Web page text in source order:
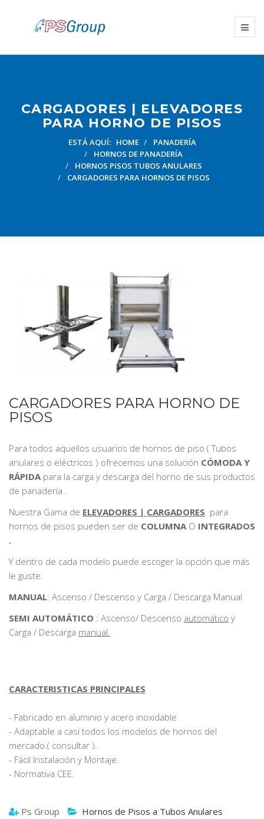
CARGADORES | ELEVADORES
PARA HORNO DE PISOS
ESTÁ AQUÍ: HOME
PANADERÍA
HORNOS DE PANADERÍA
HORNOS PISOS TUBOS ANULARES
CARGADORES PARA HORNOS DE PISOS
CARGADORES PARA HORNO DE
PISOS
Para todos aquellos usuarios de hornos de piso ( Tubos
anulares o eléctricos ) ofrecemos una solución CÓMODA Y
RÁPIDApara la carga y descarga del horno de sus productos
de panadería .
Nuestra Gama de ELEVADORES | CARGADORES para
hornos de pisos pueden ser de COLUMNAO INTEGRADOS
.
Y dentro de cada modelo puede escoger la opción que más
le guste.
MANUAL: Ascenso / Descenso y Carga / Descarga Manual
SEMI AUTOMÁTICO : Ascenso/ Descenso automático y
Carga / Descarga manual.
CARACTERISTICAS PRINCIPALES
- Fabricado en aluminio y acero inoxidable
- Adaptable a casi todos los modelos de hornos del
mercado.( consultar ).
- Fäcil Instalación y Montaje.
- Normativa CEE.
Ps Group
Hornos de Pisos a Tubos Anulares